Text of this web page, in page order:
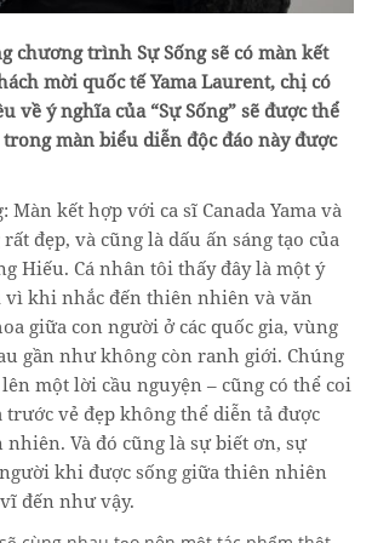
chương trình Sự Sống sẽ có màn kết
mời quốc tế Yama Laurent, chị có
về ý nghĩa của “Sự Sống” sẽ được thể
màn biểu diễn độc đáo này được
Màn kết hợp với ca sĩ Canada Yama và
đẹp, và cũng là dấu ấn sáng tạo của
Hiếu. Cá nhân tôi thấy đây là một ý
vì khi nhắc đến thiên nhiên và văn
giữa con người ở các quốc gia, vùng
gần như không còn ranh giới. Chúng
một lời cầu nguyện – cũng có thể coi
vẻ đẹp không thể diễn tả được
Và đó cũng là sự biết ơn, sự
khi được sống giữa thiên nhiên
đến như vậy.